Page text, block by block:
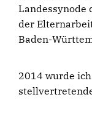
Landessynode
der
Baden-
2014 wurde